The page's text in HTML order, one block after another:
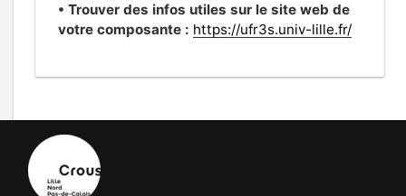
• Trouver des infos utiles sur le site web de
votre composante : https://ufr3s.univ-lille.fr/